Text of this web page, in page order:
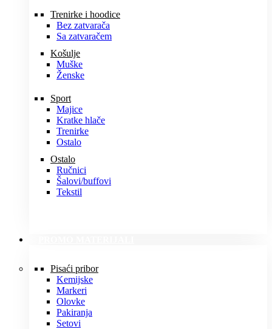
Trenirke i hoodice
Bez zatvarača
Sa zatvaračem
Košulje
Muške
Ženske
Sport
Majice
Kratke hlače
Trenirke
Ostalo
Ostalo
Ručnici
Šalovi/buffovi
Tekstil
Pisaći pribor
Kemijske
Markeri
Olovke
Pakiranja
Setovi